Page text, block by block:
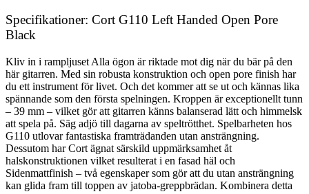
Specifikationer: Cort G110 Left Handed Open Pore
Black
Kliv in i rampljuset Alla ögon är riktade mot dig när du bär på den
här gitarren. Med sin robusta konstruktion och open pore finish har
du ett instrument för livet. Och det kommer att se ut och kännas lika
spännande som den första spelningen. Kroppen är exceptionellt tunn
– 39 mm – vilket gör att gitarren känns balanserad lätt och himmelsk
att spela på. Säg adjö till dagarna av speltrötthet. Spelbarheten hos
G110 utlovar fantastiska framträdanden utan ansträngning.
Dessutom har Cort ägnat särskild uppmärksamhet åt
halskonstruktionen vilket resulterat i en fasad häl och
Sidenmattfinish – två egenskaper som gör att du utan ansträngning
kan glida fram till toppen av jatoba-greppbrädan. Kombinera detta